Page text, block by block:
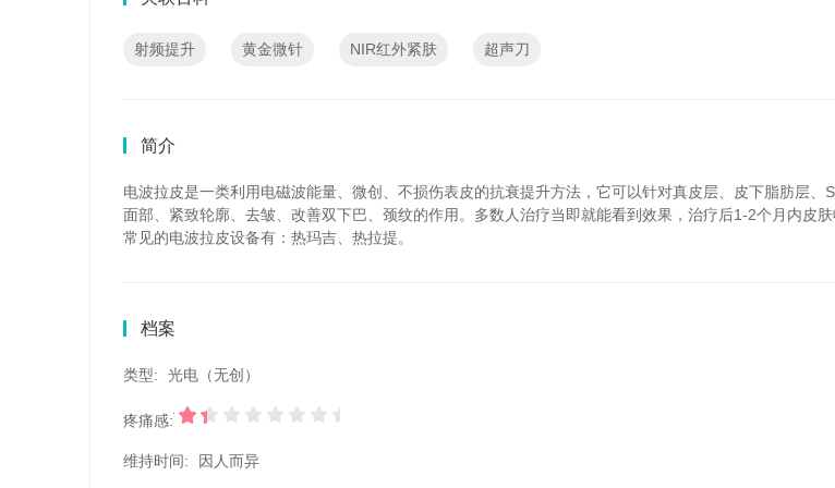
射频提升 黄金微针 NIR红外紧肤 超声刀
简介
电波拉皮是一类利用电磁波能量、微创、不损伤表皮的抗衰提升方法，它可以针对真皮层、皮下脂肪层、
面部、紧致轮廓、去皱、改善双下巴、颈纹的作用。多数人治疗当即就能看到效果，治疗后1-2个月内皮肤
常见的电波拉皮设备有：热玛吉、热拉提。
档案
类型: 光电（无创）
疼痛感:
维持时间: 因人而异